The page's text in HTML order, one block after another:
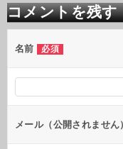
ビ
ゲ
ー
シ
ン
コメントを残す
名前 必須
メール（公開されません